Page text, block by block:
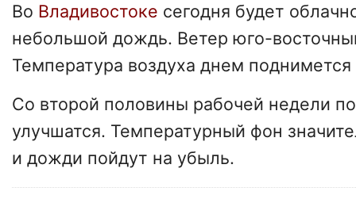
Во Владивостоке сегодня будет
небольшой дождь. Ветер юго-
Температура воздуха днем
Со второй половины рабочей недели
улучшатся. Температурный фон
и дожди пойдут на убыль.